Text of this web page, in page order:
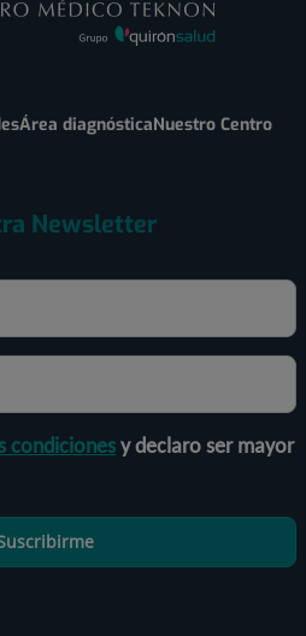
Área diagnósticaNuestro Centro
Newsletter
condicionesy declaro ser mayor